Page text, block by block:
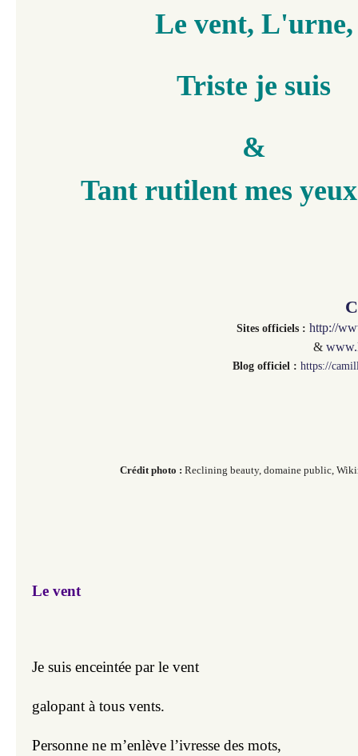
Le vent, L'urne,
Triste je suis
&
Tant rutilent mes
Sites officiels : http://
&
Blog officiel : https://
Crédit photo : Reclining beauty, domaine public,
Le vent
Je suis enceintée par le vent
galopant à tous vents.
Personne ne m’enlève l’ivresse des mots,